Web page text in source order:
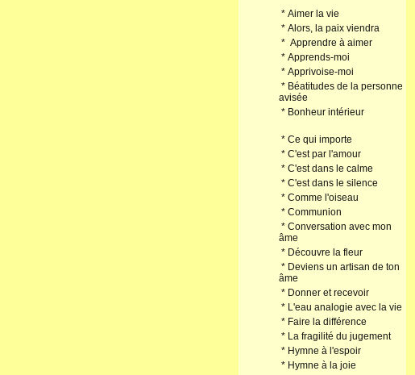
* Aimer la vie
* Alors, la paix viendra
* Apprendre à aimer
* Apprends-moi
* Apprivoise-moi
* Béatitudes de la personne
avisée
* Bonheur intérieur
* Ce qui importe
* C'est par l'amour
* C'est dans le calme
* C'est dans le silence
* Comme l'oiseau
* Communion
* Conversation avec mon
âme
* Découvre la fleur
* Deviens un artisan de ton
âme
* Donner et recevoir
* L'eau analogie avec la vie
* Faire la différence
* La fragilité du jugement
* Hymne à l'espoir
* Hymne à la joie